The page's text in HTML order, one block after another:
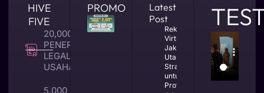
HIVE
FIVE
20,000 +
PENERBITAN
LEGALITAS
USAHA
5,000 +
PROMO
Latest
Post
Rekomendasi
Virtual Office
Jakarta
Utara yang
Strategis
untuk Bisnis
Profesional